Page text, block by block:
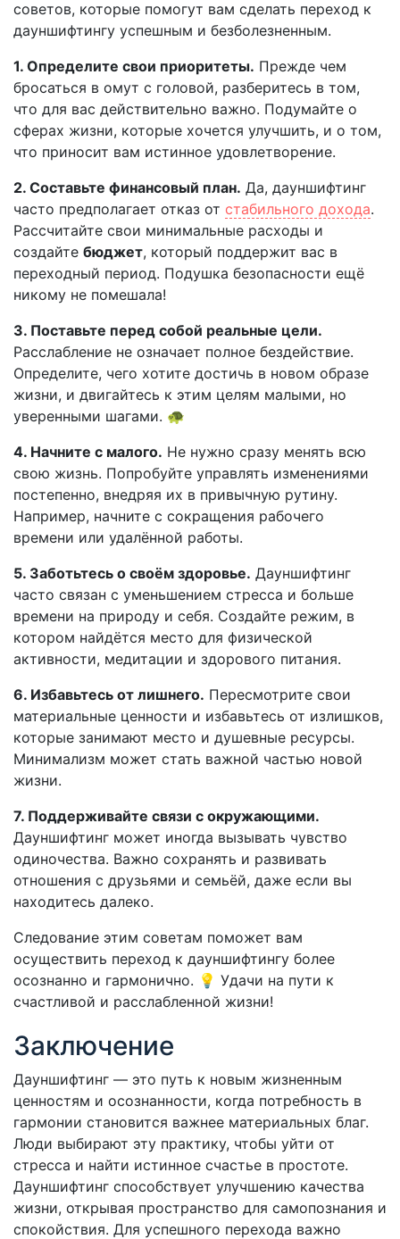
советов, которые помогут вам сделать переход к
дауншифтингу успешным и безболезненным.
1. Определите свои приоритеты. Прежде чем
бросаться в омут с головой, разберитесь в том,
что для вас действительно важно. Подумайте о
сферах жизни, которые хочется улучшить, и о том,
что приносит вам истинное удовлетворение.
2. Составьте финансовый план. Да, дауншифтинг
часто предполагает отказ от стабильного дохода.
Рассчитайте свои минимальные расходы и
создайте бюджет, который поддержит вас в
переходный период. Подушка безопасности ещё
никому не помешала!
3. Поставьте перед собой реальные цели.
Расслабление не означает полное бездействие.
Определите, чего хотите достичь в новом образе
жизни, и двигайтесь к этим целям малыми, но
уверенными шагами. 🐢
4. Начните с малого. Не нужно сразу менять всю
свою жизнь. Попробуйте управлять изменениями
постепенно, внедряя их в привычную рутину.
Например, начните с сокращения рабочего
времени или удалённой работы.
5. Заботьтесь о своём здоровье. Дауншифтинг
часто связан с уменьшением стресса и больше
времени на природу и себя. Создайте режим, в
котором найдётся место для физической
активности, медитации и здорового питания.
6. Избавьтесь от лишнего. Пересмотрите свои
материальные ценности и избавьтесь от излишков,
которые занимают место и душевные ресурсы.
Минимализм может стать важной частью новой
жизни.
7. Поддерживайте связи с окружающими.
Дауншифтинг может иногда вызывать чувство
одиночества. Важно сохранять и развивать
отношения с друзьями и семьёй, даже если вы
находитесь далеко.
Следование этим советам поможет вам
осуществить переход к дауншифтингу более
осознанно и гармонично. 💡 Удачи на пути к
счастливой и расслабленной жизни!
Заключение
Дауншифтинг — это путь к новым жизненным
ценностям и осознанности, когда потребность в
гармонии становится важнее материальных благ.
Люди выбирают эту практику, чтобы уйти от
стресса и найти истинное счастье в простоте.
Дауншифтинг способствует улучшению качества
жизни, открывая пространство для самопознания и
спокойствия. Для успешного перехода важно